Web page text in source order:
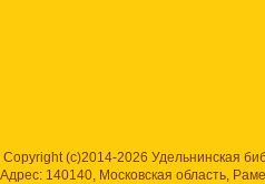
Copyright (c)2014-2026 Удельнинская
Адрес: 140140, Московская область,